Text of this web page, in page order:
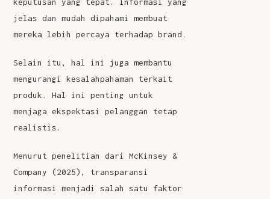
keputusan yang tepat. Informasi yang
jelas dan mudah dipahami membuat
mereka lebih percaya terhadap brand.
Selain itu, hal ini juga membantu
mengurangi kesalahpahaman terkait
produk. Hal ini penting untuk
menjaga ekspektasi pelanggan tetap
realistis.
Menurut penelitian dari McKinsey &
Company (2025), transparansi
informasi menjadi salah satu faktor